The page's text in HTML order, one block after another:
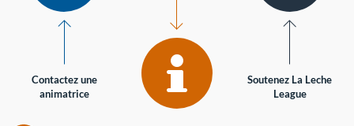
Contactez une
animatrice
Soutenez La Leche
League